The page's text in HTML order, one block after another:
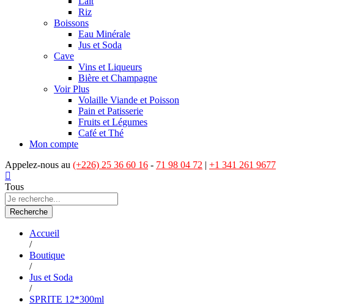
Riz
Boissons
Eau Minérale
Jus et Soda
Cave
Vins et Liqueurs
Bière et Champagne
Voir Plus
Volaille Viande et Poisson
Pain et Patisserie
Fruits et Légumes
Café et Thé
Mon compte
Appelez-nous au (+226) 25 36 60 16 - 71 98 04 72 | +1 341 261 9677
Tous
Recherche
Accueil
/
Boutique
/
Jus et Soda
/
SPRITE 12*300ml